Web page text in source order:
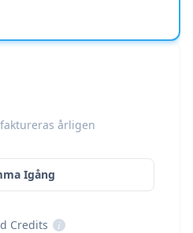
årligen
Igång
Credits
i